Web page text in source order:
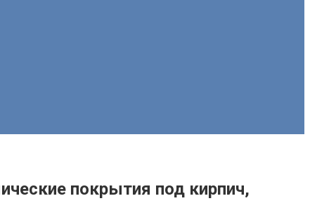
покрытия под кирпич,